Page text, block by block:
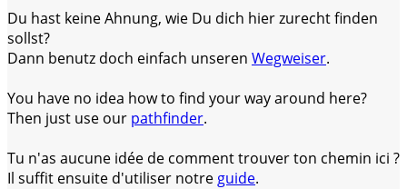
Du hast keine Ahnung, wie Du dich hier zurecht finden
sollst?
Dann benutz doch einfach unseren Wegweiser.
You have no idea how to find your way around here?
Then just use our pathfinder.
Tu n'as aucune idée de comment trouver ton chemin ici ?
Il suffit ensuite d'utiliser notre guide.